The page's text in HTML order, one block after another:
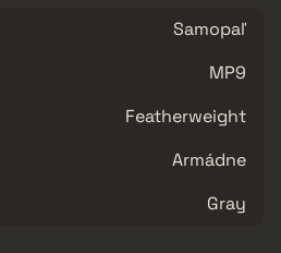
Samopaľ
MP9
Featherweight
Armádne
Gray